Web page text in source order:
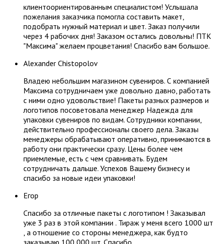
клиентоориентированным специалистом! Услышала
пожелания заказчика помогла составить макет,
подобрать нужный материал и цвет. Заказ получили
через 4 рабочих дня! Заказом остались довольны! ПТК
"Максима" желаем процветания! Спасибо вам большое.
Alexander Chistopolov
Владею небольшим магазином сувениров. С компанией
Максима сотрудничаем уже довольно давно, работать
с ними одно удовольствие! Пакеты разных размеров и
логотипов посоветовала менеджер Надежда для
упаковки сувениров по видам. Сотрудники компании,
действительно профессионалы своего дела. Заказы
менеджеры обрабатывают оперативно, принимаются в
работу они практически сразу. Цены более чем
приемлемые, есть с чем сравнивать. Будем
сотрудничать дальше. Успехов Вашему бизнесу и
спасибо за новые идеи упаковки!
Егор
Спасибо за отличные пакеты с логотипом ! Заказывал
уже 3 раз в этой компании . Тираж у меня всего 1000 шт
, а отношение со стороны менеджера, как будто
заказываю 100 000 шт. Спасибо.